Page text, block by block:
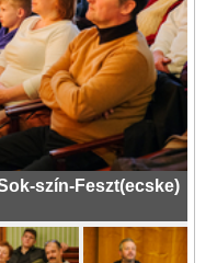
szín-Feszt(ecske)